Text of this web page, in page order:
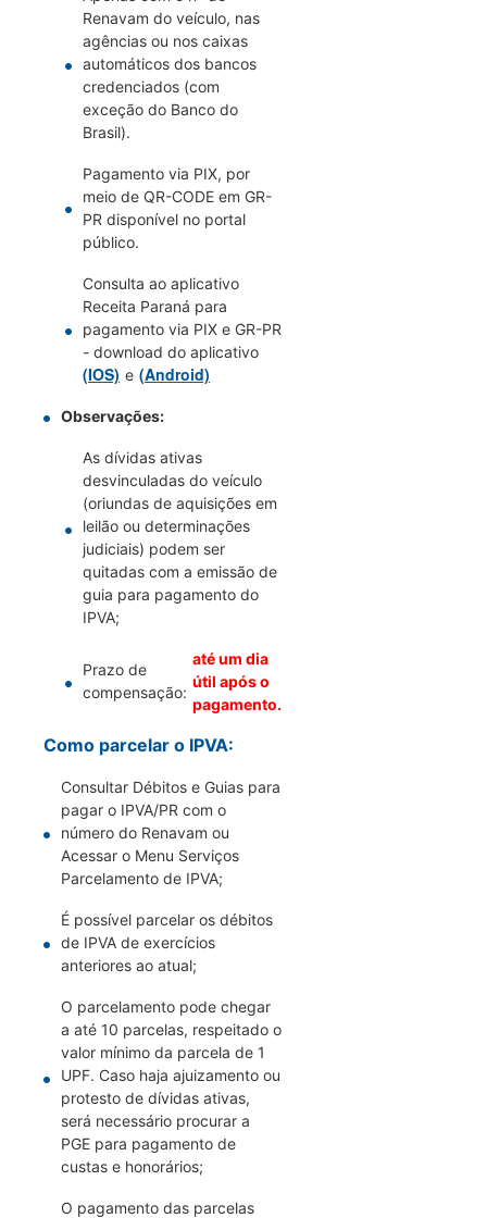
Renavam do veículo, nas
agências ou nos caixas
automáticos dos bancos
credenciados (com
exceção do Banco do
Brasil).
Pagamento via PIX, por
meio de QR-CODE em GR-
PR disponível no portal
público.
Consulta ao aplicativo
Receita Paraná para
pagamento via PIX e GR-PR
- download do aplicativo
(IOS) e (Android)
Observações:
As dívidas ativas
desvinculadas do veículo
(oriundas de aquisições em
leilão ou determinações
judiciais) podem ser
quitadas com a emissão de
guia para pagamento do
IPVA;
Prazo de
compensação:
até um dia
útil após o
pagamento.
Como parcelar o IPVA:
Consultar Débitos e Guias para
pagar o IPVA/PR com o
número do Renavam ou
Acessar o Menu Serviços
Parcelamento de IPVA;
É possível parcelar os débitos
de IPVA de exercícios
anteriores ao atual;
O parcelamento pode chegar
a até 10 parcelas, respeitado o
valor mínimo da parcela de 1
UPF. Caso haja ajuizamento ou
protesto de dívidas ativas,
será necessário procurar a
PGE para pagamento de
custas e honorários;
O pagamento das parcelas